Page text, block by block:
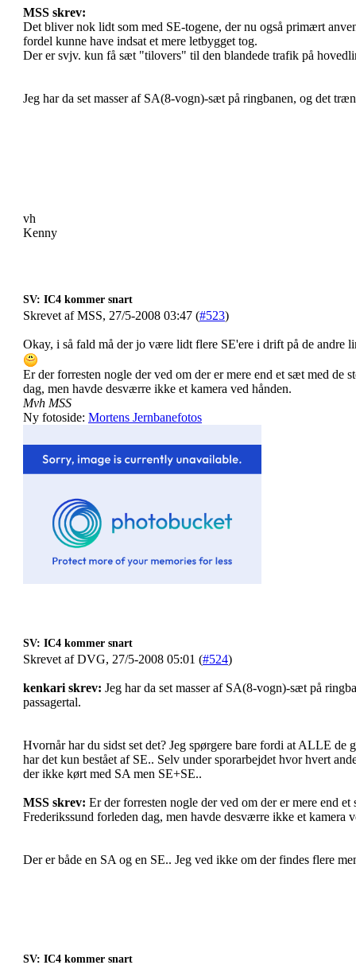
MSS skrev:
Det bliver nok lidt som med SE-togene, der nu også primært
fordel kunne have indsat et mere letbygget tog.
Der er svjv. kun få sæt "tilovers" til den blandede trafik på
Jeg har da set masser af SA(8-vogn)-sæt på ringbanen, og det
vh
Kenny
SV: IC4 kommer snart
Skrevet af MSS, 27/5-2008 03:47 (#523)
Okay, i så fald må der jo være lidt flere SE'ere i drift på de andre
Er der forresten nogle der ved om der er mere end et sæt med de
dag, men havde desværre ikke et kamera ved hånden.
Mvh MSS
Ny fotoside: Mortens Jernbanefotos
SV: IC4 kommer snart
Skrevet af DVG, 27/5-2008 05:01 (#524)
kenkari skrev: Jeg har da set masser af SA(8-vogn)-sæt på
passagertal.
Hvornår har du sidst set det? Jeg spørgere bare fordi at ALLE de
har det kun bestået af SE.. Selv under sporarbejdet hvor hvert
der ikke kørt med SA men SE+SE..
MSS skrev: Er der forresten nogle der ved om der er mere end
Frederikssund forleden dag, men havde desværre ikke et kamera
Der er både en SA og en SE.. Jeg ved ikke om der findes flere
SV: IC4 kommer snart